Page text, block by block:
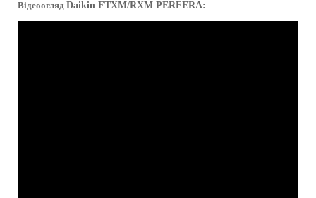
Відеоогляд Daikin FTXM/RXM PERFERA: